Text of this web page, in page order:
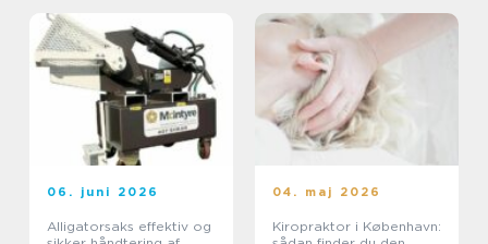
06. juni 2026
Alligatorsaks effektiv og
04. maj 2026
Kiropraktor i København: